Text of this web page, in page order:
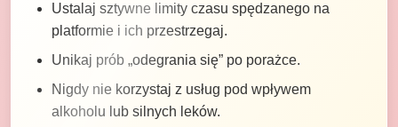
Ustalaj sztywne limity czasu spędzanego na
platformie i ich przestrzegaj.
Unikaj prób „odegrania się” po porażce.
Nigdy nie korzystaj z usług pod wpływem
alkoholu lub silnych leków.